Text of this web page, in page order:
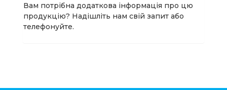
Вам потрібна додаткова інформація про цю
продукцію? Надішліть нам свій запит або
телефонуйте.